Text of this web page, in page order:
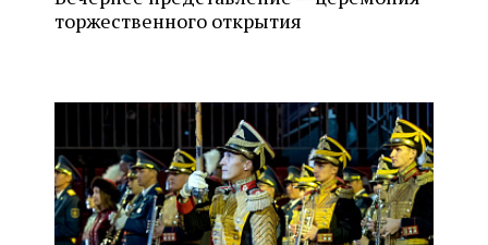
торжественного открытия